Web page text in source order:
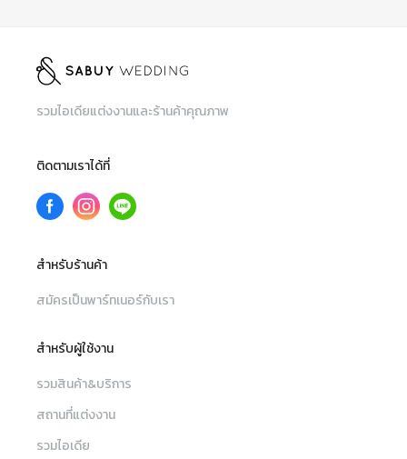
รวมไอเดียแต่งงานและร้านค้าคุณภาพ
ติดตามเราได้ที่
สำหรับร้านค้า
สมัครเป็นพาร์ทเนอร์กับเรา
สำหรับผู้ใช้งาน
รวมสินค้า&บริการ
สถานที่แต่งงาน
รวมไอเดีย